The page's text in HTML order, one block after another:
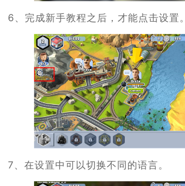
6、完成新手教程之后，才能点击设置。
7、在设置中可以切换不同的语言。